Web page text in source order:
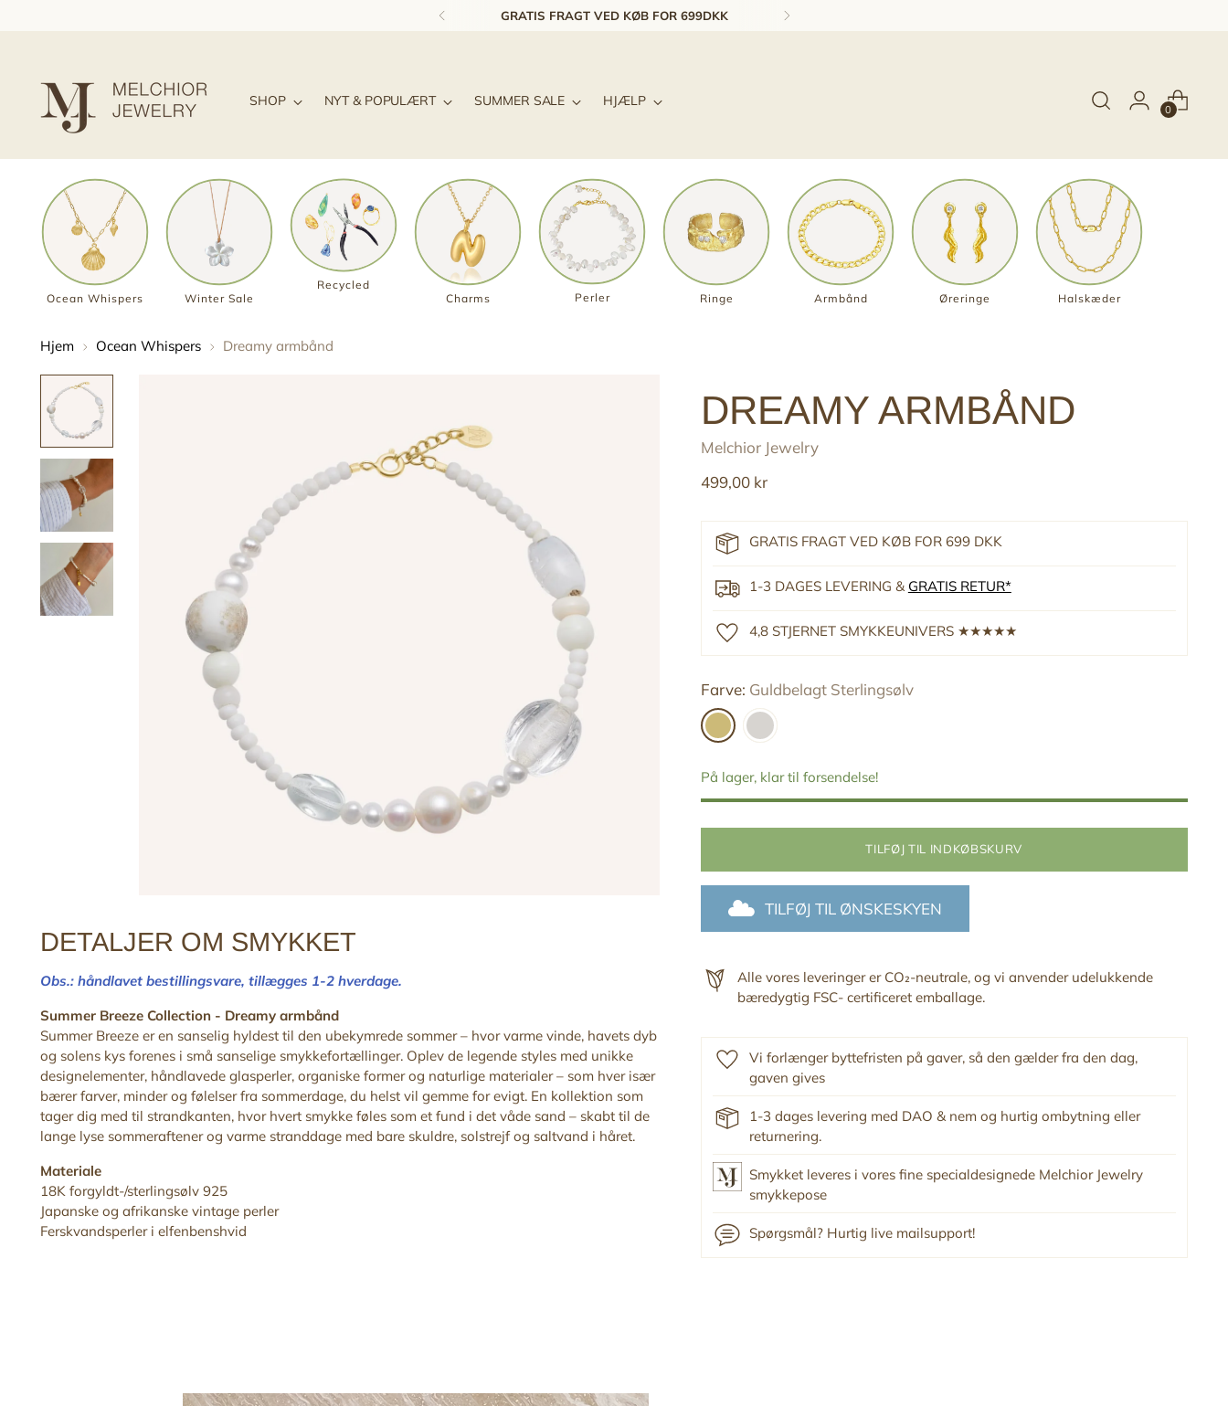
1-3 DAGES LEVERING & GRATIS RETUR*
SHOP NYT & POPULÆRT SUMMER SALE HJÆLP
0
Ocean Whispers Winter Sale
Recycled
Charms
Perler Ringe Armbånd Øreringe Halskæder
Hjem Ocean Whispers Dreamy armbånd
DETALJER OM SMYKKET
Obs.: håndlavet bestillingsvare,tillægges 1-2 hverdage.
Summer Breeze Collection - Dreamy armbånd
Summer Breeze er en sanselig hyldest til den ubekymrede sommer – hvor varme vinde, havets dyb
og solens kys forenes i små sanselige smykkefortællinger. Oplev de legende styles med unikke
designelementer, håndlavede glasperler, organiske former og naturlige materialer – som hver især
bærer farver, minder og følelser fra sommerdage, du helst vil gemme for evigt. En kollektion som
tager dig med til strandkanten, hvor hvert smykke føles som et fund i det våde sand – skabt til de
lange lyse sommeraftener og varme stranddage med bare skuldre, solstrejf og saltvand i håret.
Materiale
18K forgyldt-/sterlingsølv 925
Japanske og afrikanske vintage perler
Ferskvandsperler i elfenbenshvid
DREAMY ARMBÅND
Melchior Jewelry
Reguler
499,00 kr
GRATIS FRAGT VED KØB FOR 699 DKK
1-3 DAGES LEVERING & GRATIS RETUR*
4,8 STJERNET SMYKKEUNIVERS ★★★★★
Farve: Guldbelagt Sterlingsølv
På lager, klar til forsendelse!
TILFØJ TIL INDKØBSKURV
TILFØJ TIL ØNSKESKYEN
Alle vores leveringer er CO₂-neutrale, og vi anvender udelukkende
bæredygtig FSC- certificeret emballage.
Vi forlænger byttefristen på gaver, så den gælder fra den dag,
gaven gives
1-3 dages levering med DAO & nem og hurtig ombytning eller
returnering.
Smykket leveres i vores fine specialdesignede Melchior Jewelry
smykkepose
Spørgsmål? Hurtig live mailsupport!